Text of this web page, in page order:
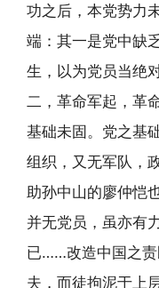
功之后，本党势力
端：其一是党中缺
生，以为党员当绝
二，革命军起，革
基础未固。党之基
组织，又无军队，
助孙中山的廖仲恺
并无党员，虽亦有
已……改造中国之责
夫，而徒拘泥于上